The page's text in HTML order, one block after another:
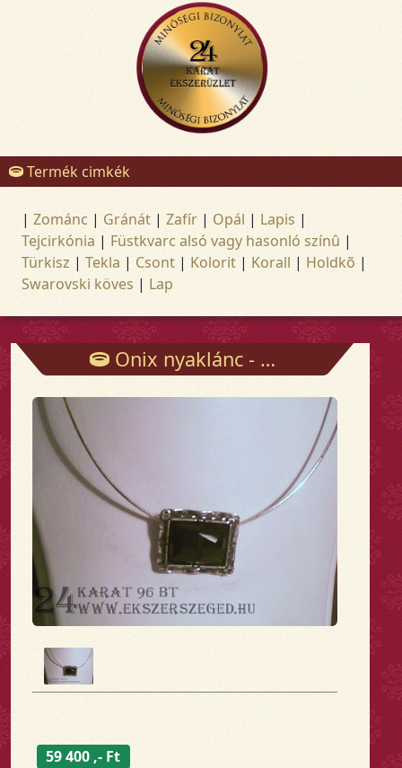
Termék cimkék
| Zománc | Gránát | Zafír | Opál | Lapis |
Tejcirkónia | Füstkvarc alsó vagy hasonló színû |
Türkisz | Tekla | Csont | Kolorit | Korall | Holdkõ |
Swarovski köves | Lap
Onix nyaklánc - Láncok - Arany és ezüst ékszerek
59 400 ,- Ft